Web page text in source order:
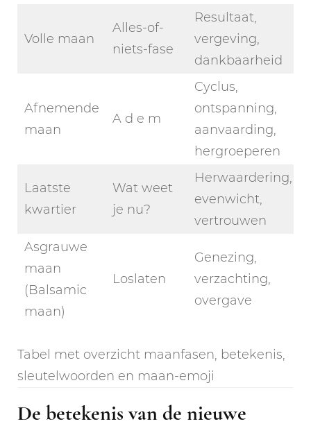
Volle maan
Alles-of-
niets-fase
Resultaat,
vergeving,
dankbaarheid
Afnemende
maan
A d e m
Cyclus,
ontspanning,
aanvaarding,
hergroeperen
Laatste
kwartier
Wat weet
je nu?
Herwaardering,
evenwicht,
vertrouwen
Asgrauwe
maan
(Balsamic
maan)
Loslaten
Genezing,
verzachting,
overgave
Tabel met overzicht maanfasen, betekenis,
sleutelwoorden en maan-emoji
De betekenis van de nieuwe